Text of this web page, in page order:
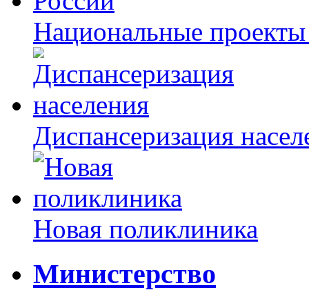
Национальные
Диспансеризация
Новая поликлиника
Министерство